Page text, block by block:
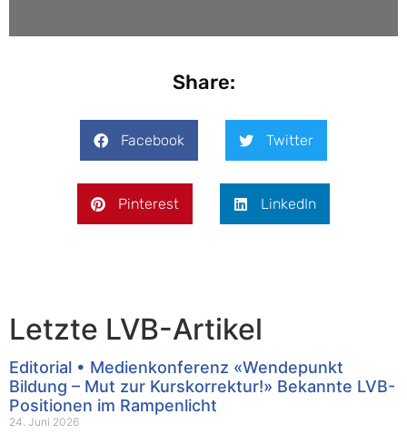
Share:
Facebook Twitter
Pinterest LinkedIn
Letzte LVB-Artikel
Editorial • Medienkonferenz «Wendepunkt
Bildung – Mut zur Kurskorrektur!» Bekannte LVB-
Positionen im Rampenlicht
24. Juni 2026